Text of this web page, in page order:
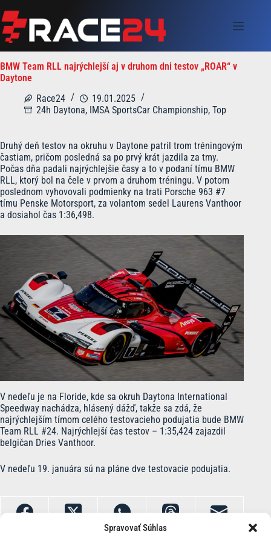
Spravovať Súhlas
to
content
BMW Team RLL najrýchlejší aj v druhom dni testov „ROAR“ v
Daytone
Race24
19.01.2025
24h Daytona, IMSA SportsCar Championship, Top
Druhý deň testov na okruhu v Daytone patril trom tréningovým
častiam, pričom posledná sa po prvý krát jazdila za tmy.
Počas dňa padali najrýchlejšie časy a to v podaní tímu BMW
RLL, ktorý bol na čele v prvom a druhom tréningu. V potom
poslednom vyhovovali podmienky na trati Porsche 963 #7
tímu Penske Motorsport, za volantom sedel Laurens Vanthoor
a dosiahol čas 1:36,498.
V nedeľu je na Floride, kde sa okruh Daytona International
Speedway nachádza, hlásený dážď, takže sa zdá, že
najrýchlejším tímom celého testovacieho podujatia bude BMW
Team RLL #24. Najrýchlejší čas testov – 1:35,424 zajazdil
belgičan Dries Vanthoor.
V nedeľu 19. januára sú na pláne dve testovacie podujatia.